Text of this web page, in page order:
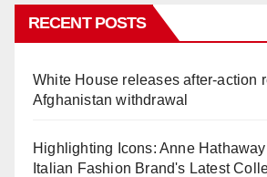
RECENT POSTS
White House releases after-action
Afghanistan withdrawal
Highlighting Icons: Anne
Italian Fashion Brand's Latest